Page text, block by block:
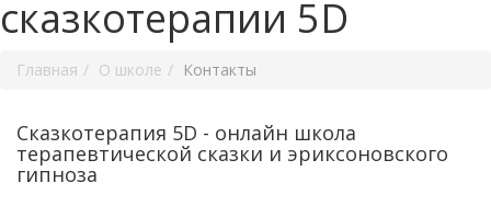
сказкотерапии 5D
Главная О школе Контакты
Сказкотерапия 5D - онлайн школа
терапевтической сказки и эриксоновского
гипноза